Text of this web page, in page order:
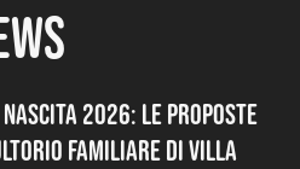
2026: le proposte
familiare di Villa